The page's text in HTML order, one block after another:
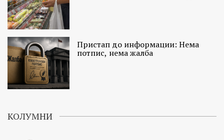
Пристап до информации: Нема
потпис, нема жалба
КОЛУМНИ